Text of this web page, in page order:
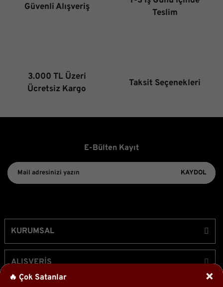
🔥 Çok Satanlar ×
Ürün fiyatı diğer sitelerden daha pahalı.
Güvenli Alışveriş
Teslim
3.000 TL Üzeri
Ücretsiz Kargo
Taksit Seçenekleri
E-Bülten Kayıt
KAYDOL
KURUMSAL
ALIŞVERİŞ